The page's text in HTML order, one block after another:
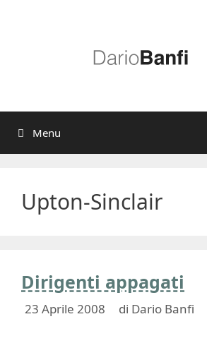
Menu
Upton-Sinclair
Dirigenti appagati
23 Aprile 2008 di Dario Banfi